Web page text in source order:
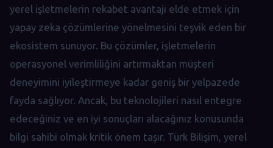
yerel işletmelerin rekabet avantajı elde etmek için
yapay zeka çözümlerine yönelmesini teşvik eden bir
ekosistem sunuyor. Bu çözümler, işletmelerin
operasyonel verimliliğini artırmaktan müşteri
deneyimini iyileştirmeye kadar geniş bir yelpazede
fayda sağlıyor. Ancak, bu teknolojileri nasıl entegre
edeceğiniz ve en iyi sonuçları alacağınız konusunda
bilgi sahibi olmak kritik önem taşır. Türk Bilişim, yerel